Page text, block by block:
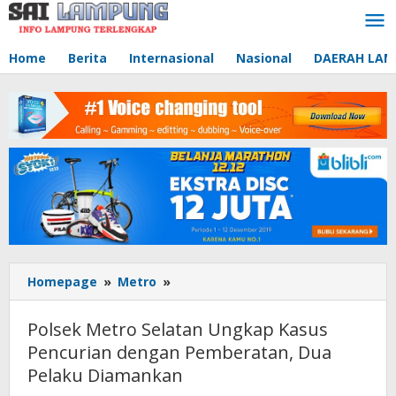
Lewati
Home Berita Internasional Nasional DAERAH
Homepage » Metro »
Metro
Ungkap
Kasus
Pencurian
Polsek Metro Selatan Ungkap Kasus
Pencurian dengan Pemberatan, Dua
Pelaku Diamankan